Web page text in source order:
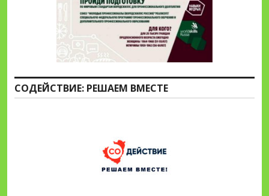
СОДЕЙСТВИЕ: РЕШАЕМ ВМЕСТЕ